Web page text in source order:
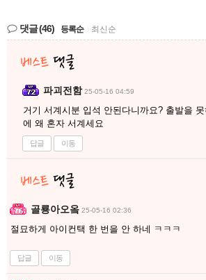
댓글(46) 등록순 최신순
파괴전함 25-05-16 04:59
거기 서계시분 입석 안된다니까요? 출발을
에 왜 혼자 서계세요
답글 이동
골룡아오옼 25-05-16 02:36
절묘하게 아이컨택 한 번을 안 하네 ㅋㅋㅋ
답글 이동